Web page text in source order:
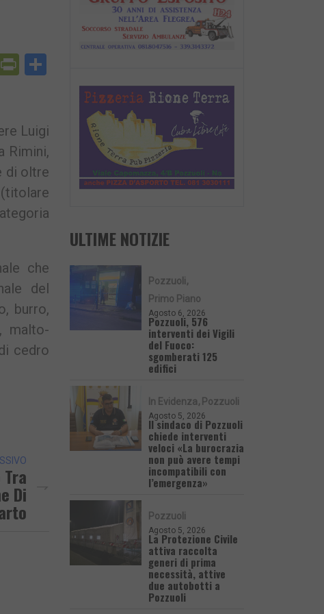
CopyPrintFriendly
Luigi
Rimini,
di oltre
che
del
burro,
malto-
cedro
Di
ULTIME NOTIZIE
Pozzuoli
Primo Piano
Agosto 6, 2026
Pozzuoli, 576
interventi dei Vigili
del Fuoco:
sgomberati 125
edifici
In Evidenza Pozzuoli
Agosto 5, 2026
Il sindaco di Pozzuoli
chiede interventi
veloci «La burocrazia
non può avere tempi
incompatibili con
l’emergenza»
Pozzuoli
Agosto 5, 2026
La Protezione Civile
attiva raccolta
generi di prima
necessità, attive
due autobotti a
Pozzuoli